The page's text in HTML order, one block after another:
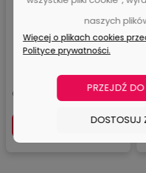
7720P4319 Concrete taupe
Rolka - 3.4 mm
Forbo™
146,33 zł
Cena netto: 118,97 zł
DO KOSZYKA
naszych
Więcej o plikach cookies
Polityce prywatności.
PRZEJDŹ DO
DOSTOSUJ